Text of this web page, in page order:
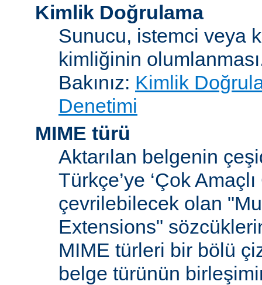
Kimlik Doğrulama
Sunucu, istemci veya
kimliğinin
Bakınız: Kimlik
Denetimi
MIME türü
Aktarılan belgenin
Türkçe’ye ‘Çok
çevrilebilecek olan
Extensions"
MIME türleri bir bölü
belge türünün